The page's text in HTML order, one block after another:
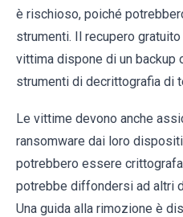
è rischioso, poiché
strumenti. Il recupero
vittima dispone di un
strumenti di decrittografia di
Le vittime devono anche
ransomware dai loro
potrebbero essere
potrebbe diffondersi ad altri
Una guida alla rimozione è